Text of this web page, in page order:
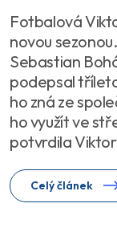
Fotbalová
novou
Sebastian
podepsal
ho zná ze
ho využít ve
potvrdila
Celý článek